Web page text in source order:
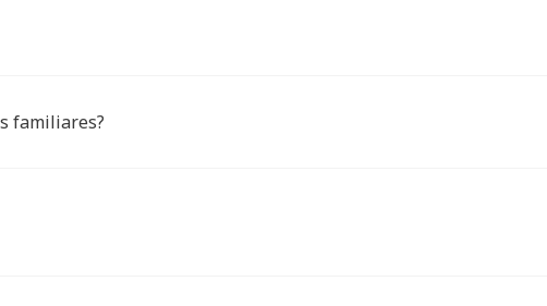
familiares?